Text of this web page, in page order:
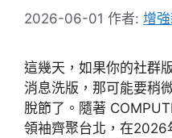
2026-06-01 作者: 增
這幾天，如果你的社群
消息洗版，那可能要稍
脫節了。隨著
領袖齊聚台北，在2026